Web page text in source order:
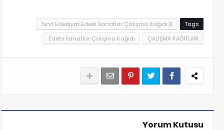
Tags
9.Sınıf Edebiyat Edebi Sanatlar Çalışma Kağıdı
ÇALIŞMA KAĞITLARI
Edebi Sanatlar Çalışma Kağıdı
Yorum Kutusu